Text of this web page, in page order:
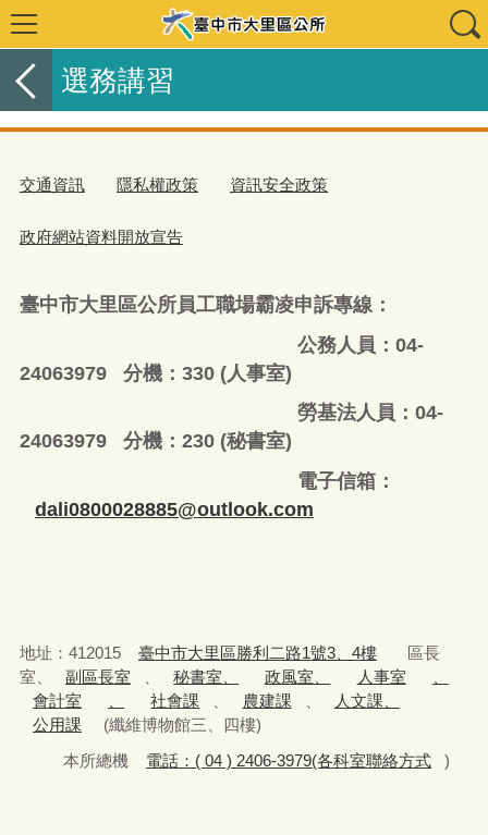
選務講習
交通資訊 隱私權政策 資訊安全政策
政府網站資料開放宣告
臺中市大里區公所員工職場霸凌申訴專線：
公務人員：04-
24063979 分機：330 (人事室)
勞基法人員：04-
24063979 分機：230 (秘書室)
電子信箱：
dali0800028885@outlook.com
地址：412015 臺中市大里區勝利二路1號3、4樓
區長
室、
副區長室 秘書室、 政風室、 人事室
會計室
社會課 農建課
人文課、
公用課
(纖維博物館三、四樓)
本所總機
電話：( 04 ) 2406-3979(各科室聯絡方式 )